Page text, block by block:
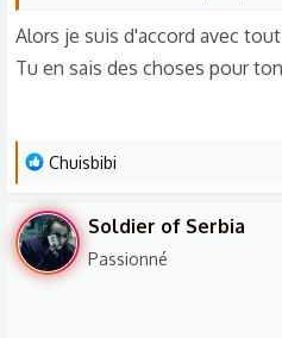
intangible façon de pensée 😉
→ Les femmes se
Certes, tout le monde ne se
masturbent pas sur terre, et
car c'est OK, que l'on soit
Notre sexe ou notre genre ne
Alors je suis d'accord avec
Tu en sais des choses pour
L
s
r
é
Chuisbibi
Soldier of Serbia
Passionné